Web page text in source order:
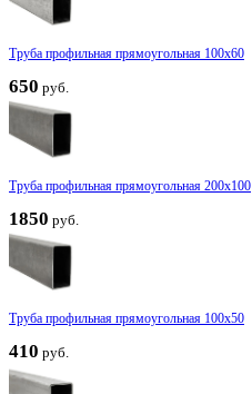
Труба профильная прямоугольная 100x60
650 руб.
Труба профильная прямоугольная 200x100
1850 руб.
Труба профильная прямоугольная 100x50
410 руб.